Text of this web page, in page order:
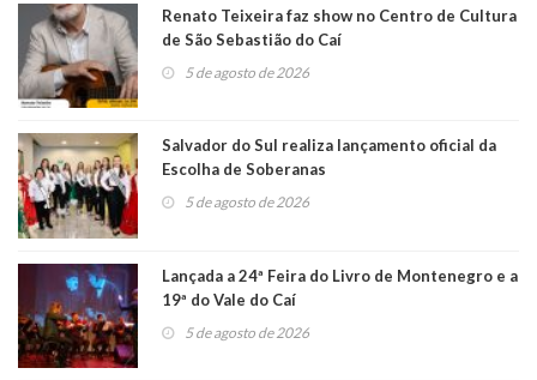
Renato Teixeira faz show no Centro de Cultura
de São Sebastião do Caí
5 de agosto de 2026
Salvador do Sul realiza lançamento oficial da
Escolha de Soberanas
5 de agosto de 2026
Lançada a 24ª Feira do Livro de Montenegro e a
19ª do Vale do Caí
5 de agosto de 2026